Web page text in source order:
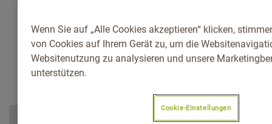
Wenn Sie auf „Alle Cookies akzeptieren“ klicken,
von Cookies auf Ihrem Gerät zu, um die
Websitenutzung zu analysieren und unsere
unterstützen.
Cookie-Einstellungen